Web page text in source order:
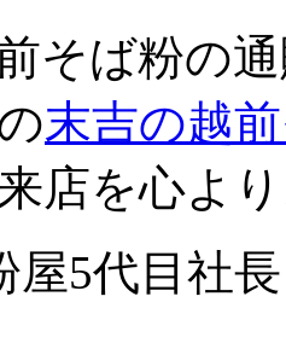
そば粉の
末吉の越
店を心よ
屋5代目社